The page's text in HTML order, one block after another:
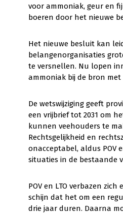
voor ammoniak, geur en
boeren door het nieuwe
Het nieuwe besluit kan
belangenorganisaties
te versnellen. Nu lopen
ammoniak bij de bron
De wetswijziging geeft
een vrijbrief tot 2031 om
kunnen veehouders te
Rechtsgelijkheid en
onacceptabel, aldus POV
situaties in de bestaande
POV en LTO verbazen
schijn dat het om een
drie jaar duren. Daarna